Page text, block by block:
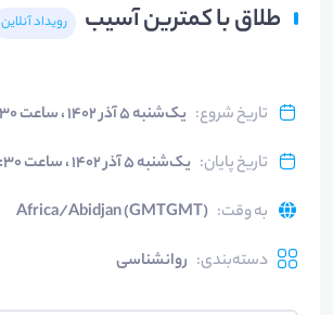
طلاق با کمترین آسیب رویداد آنلاین
تاریخ شروع: یک‌شنبه ۵ آذر ۱۴۰۲ ، ساعت ۱۴:۳۰
تاریخ پایان: یک‌شنبه ۵ آذر ۱۴۰۲ ، ساعت ۱۶:۳۰
به وقت:
Africa/Abidjan (GMTGMT)
دسته‌بندی: روانشناسی